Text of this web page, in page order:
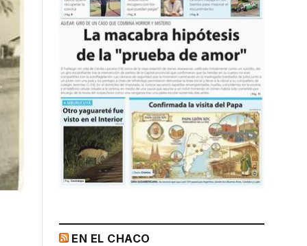
EN EL CHACO